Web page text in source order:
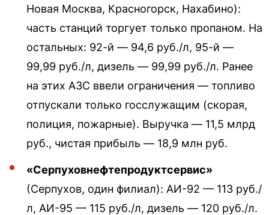
Новая Москва, Красногорск, Нахабино):
часть станций торгует только пропаном. На
остальных: 92-й — 94,6 руб./л, 95-й —
99,99 руб./л, дизель — 99,99 руб./л. Ранее
на этих АЗС ввели ограничения — топливо
отпускали только госслужащим (скорая,
полиция, пожарные). Выручка — 11,5 млрд
руб., чистая прибыль — 18,9 млн руб.
«Серпуховнефтепродуктсервис»
(Серпухов, один филиал): АИ-92 — 113 руб./
л, АИ-95 — 115 руб./л, дизель — 120 руб./л.